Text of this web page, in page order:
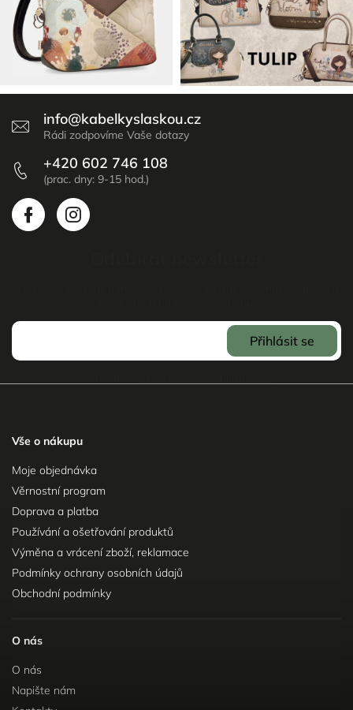
info@kabelkyslaskou.cz
+420 602 746 108
Přihlásit se
Vše o nákupu
Moje objednávka
Věrnostní program
Doprava a platba
Používání a ošetřování produktů
Výměna a vrácení zboží, reklamace
Podmínky ochrany osobních údajů
Obchodní podmínky
O nás
O nás
Napište nám